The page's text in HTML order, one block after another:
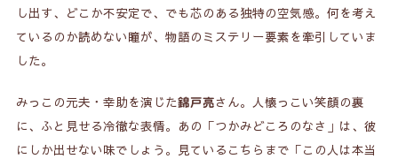
し出す、どこか不安定で、でも芯のある独特の空気感。何を考え
ているのか読めない瞳が、物語のミステリー要素を牽引していま
した。
みっこの元夫・幸助を演じた錦戸亮さん。人懐っこい笑顔の裏
に、ふと見せる冷徹な表情。あの「つかみどころのなさ」は、彼
にしか出せない味でしょう。見ているこちらまで「この人は本当